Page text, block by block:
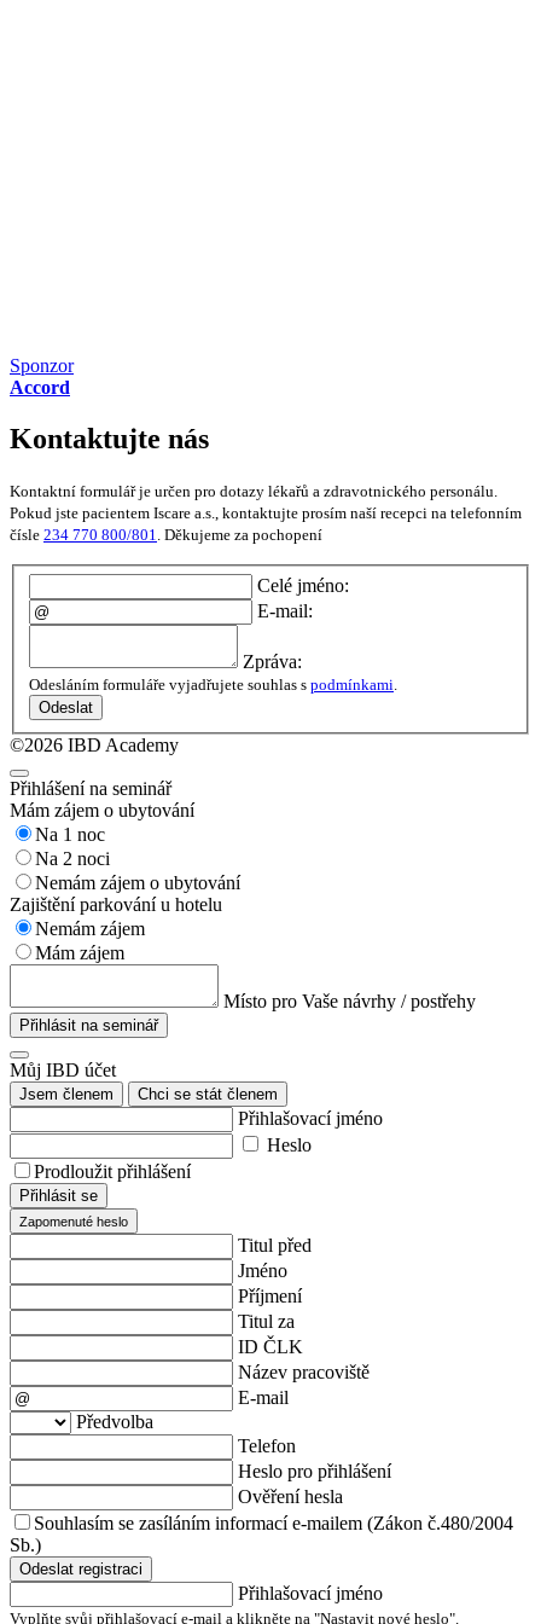
Sponzor
Accord
Kontaktujte nás
Kontaktní formulář je určen pro dotazy lékařů a zdravotnického personálu.
Pokud jste pacientem Iscare a.s., kontaktujte prosím naší recepci na telefonním
čísle 234 770 800/801. Děkujeme za pochopení
Celé jméno:
E-mail:
Zpráva:
Odesláním formuláře vyjadřujete souhlas s podmínkami
Odeslat
©2026 IBD Academy
Přihlášení na seminář
Mám zájem o ubytování
Na 1 noc
Na 2 noci
Nemám zájem o ubytování
Zajištění parkování u hotelu
Nemám zájem
Mám zájem
Místo pro Vaše návrhy / postřehy
Přihlásit na seminář
Můj IBD účet
Jsem členem Chci se stát členem
Přihlašovací jméno
Heslo
Prodloužit přihlášení
Přihlásit se
Zapomenuté heslo
Titul před
Jméno
Příjmení
Titul za
ID ČLK
Název pracoviště
E-mail
Předvolba
Telefon
Heslo pro přihlášení
Ověření hesla
Souhlasím se zasíláním informací e-mailem (Zákon č.480/2004
Sb.)
Odeslat registraci
Přihlašovací jméno
Vyplňte svůj přihlašovací e-mail a klikněte na "Nastavit nové heslo".